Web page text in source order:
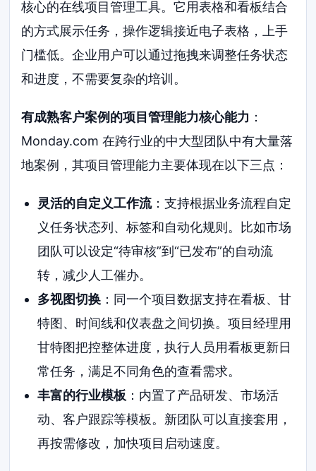
核心的在线项目管理工具。它用表格和看板结合
的方式展示任务，操作逻辑接近电子表格，上手
门槛低。企业用户可以通过拖拽来调整任务状态
和进度，不需要复杂的培训。
有成熟客户案例的项目管理能力核心能力 ：
Monday.com 在跨行业的中大型团队中有大量落
地案例，其项目管理能力主要体现在以下三点：
灵活的自定义工作流：支持根据业务流程自定
义任务状态列、标签和自动化规则。比如市场
团队可以设定“待审核”到“已发布”的自动流
转，减少人工催办。
多视图切换：同一个项目数据支持在看板、甘
特图、时间线和仪表盘之间切换。项目经理用
甘特图把控整体进度，执行人员用看板更新日
常任务，满足不同角色的查看需求。
丰富的行业模板 ：内置了产品研发、市场活
动、客户跟踪等模板。新团队可以直接套用，
再按需修改，加快项目启动速度。